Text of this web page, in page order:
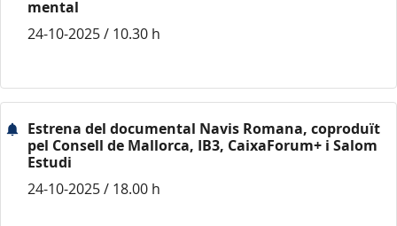
mental
24-10-2025 / 10.30 h
Estrena del documental Navis Romana, coproduït
pel Consell de Mallorca, IB3, CaixaForum+ i Salom
Estudi
24-10-2025 / 18.00 h